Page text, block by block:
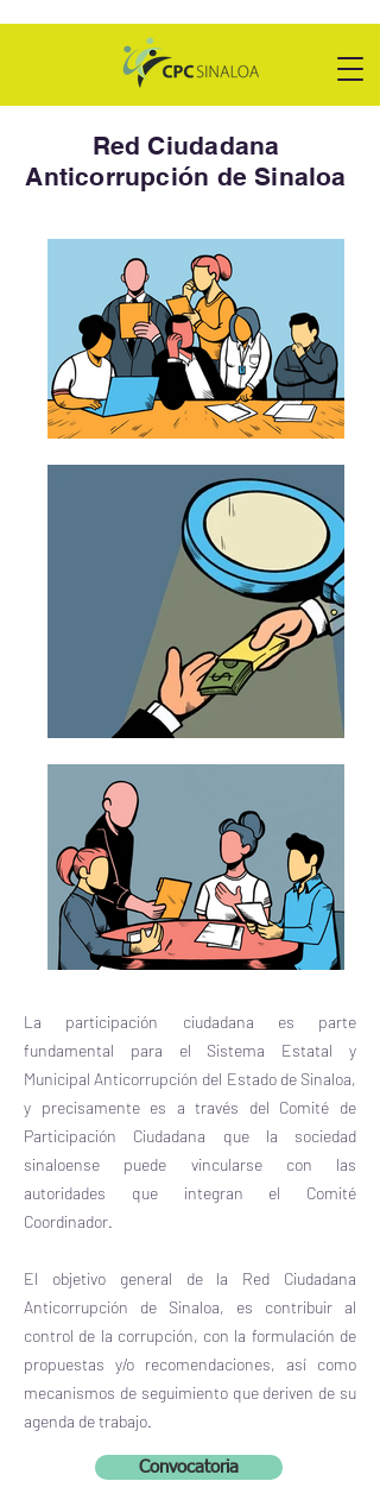
Red Ciudadana
Anticorrupción de Sinaloa
La participación ciudadana es parte
fundamental para el Sistema Estatal y
Municipal Anticorrupción del Estado de Sinaloa,
y precisamente es a través del Comité de
Participación Ciudadana que la sociedad
sinaloense puede vincularse con las
autoridades que integran el Comité
Coordinador.
El objetivo general de la Red Ciudadana
Anticorrupción de Sinaloa, es contribuir al
control de la corrupción, con la formulación de
propuestas y/o recomendaciones, así como
mecanismos de seguimiento que deriven de su
agenda de trabajo.
Convocatoria